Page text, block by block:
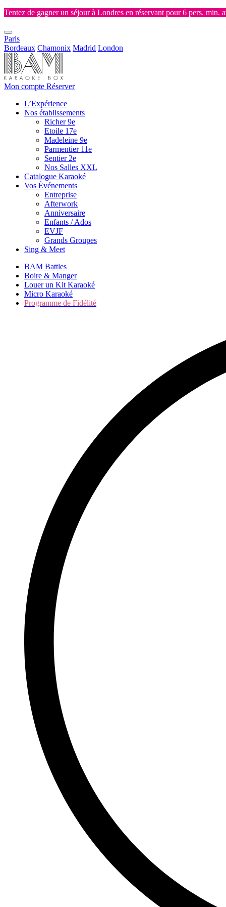
Tentez de gagner un séjour à Londres en réservant pour 6 pers. min.
Paris
Bordeaux Chamonix Madrid London
Mon compte Réserver
L’Expérience
Nos établissements
Richer 9e
Etoile 17e
Madeleine 9e
Parmentier 11e
Sentier 2e
Nos Salles XXL
Catalogue Karaoké
Vos Événements
Entreprise
Afterwork
Anniversaire
Enfants / Ados
EVJF
Grands Groupes
Sing & Meet
BAM Battles
Boire & Manger
Louer un Kit Karaoké
Micro Karaoké
Programme de Fidélité